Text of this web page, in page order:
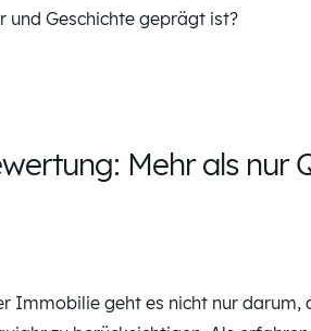
und Geschichte geprägt ist?
Mehr als nur
Immobilie geht es nicht nur darum,